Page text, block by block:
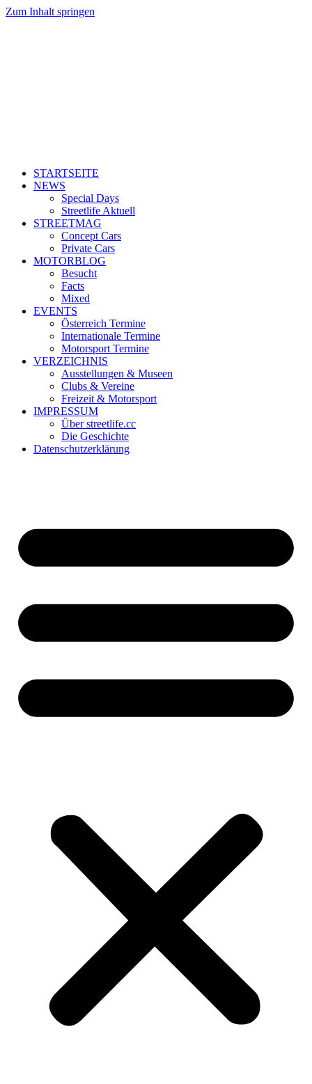
Zum Inhalt springen
STARTSEITE
NEWS
Special Days
Streetlife Aktuell
STREETMAG
Concept Cars
Private Cars
MOTORBLOG
Besucht
Facts
Mixed
EVENTS
Österreich Termine
Internationale Termine
Motorsport Termine
VERZEICHNIS
Ausstellungen & Museen
Clubs & Vereine
Freizeit & Motorsport
IMPRESSUM
Über streetlife.cc
Die Geschichte
Datenschutzerklärung